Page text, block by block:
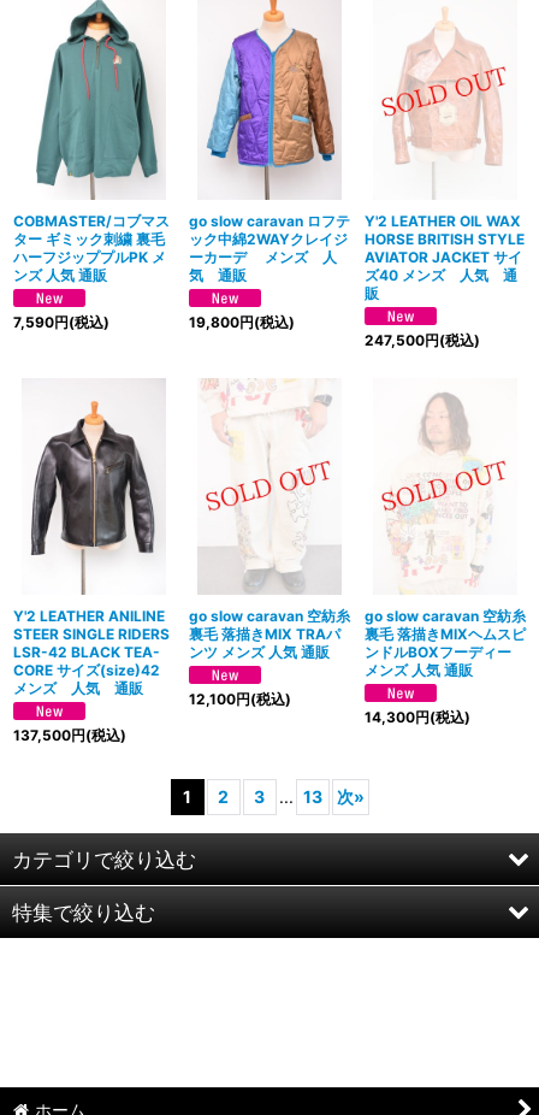
COBMASTER/コブマス
ター ギミック刺繍 裏毛
ハーフジッププルPK メ
ンズ 人気 通販
7,590円(税込)
go slow caravan ロフテ
ック中綿2WAYクレイジ
ーカーデ メンズ 人
気 通販
19,800円(税込)
Y'2 LEATHER OIL WAX
HORSE BRITISH STYLE
AVIATOR JACKET サイ
ズ40 メンズ 人気 通
販
247,500円(税込)
Y'2 LEATHER ANILINE
STEER SINGLE RIDERS
LSR-42 BLACK TEA-
CORE サイズ(size)42
メンズ 人気 通販
137,500円(税込)
go slow caravan 空紡糸
裏毛 落描きMIX TRAパ
ンツ メンズ 人気 通販
12,100円(税込)
go slow caravan 空紡糸
裏毛 落描きMIXヘムスピ
ンドルBOXフーディー
メンズ 人気 通販
14,300円(税込)
1 2 3 ... 13 次»
カテゴリで絞り込む
go slow caravan ゴースローキャラバン
特集で絞り込む
ホーム